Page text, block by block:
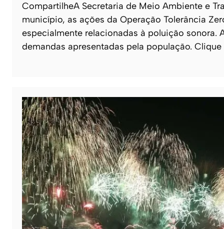
CompartilheA Secretaria de Meio Ambiente e
município, as ações da Operação Tolerância
especialmente relacionadas à poluição sonora.
demandas apresentadas pela população.